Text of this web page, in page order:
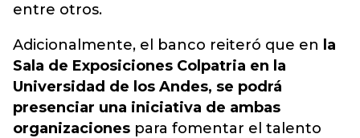
entre otros.
Adicionalmente, el banco reiteró que en la
Sala de Exposiciones Colpatria en la
Universidad de los Andes, se podrá
presenciar una iniciativa de ambas
organizaciones para fomentar el talento